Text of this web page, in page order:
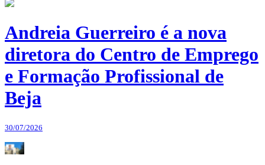
Andreia Guerreiro é a nova
diretora do Centro de Emprego
e Formação Profissional de
Beja
30/07/2026